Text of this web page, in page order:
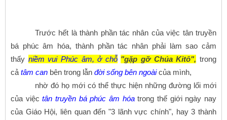
Trước hết là thành phần tác nhân của việc tân truyền
bá phúc âm hóa, thành phần tác nhân phải làm sao cảm
thấy niềm vui Phúc âm, ở chỗ "gặp gỡ Chúa Kitô", trong
cả tâm can bên trong lẫn đời sống bên ngoàicủa mình,
nhờ đó họ mới có thể thực hiện những đường lối mới
của việctân truyền bá phúc âm hóatrong thế giới ngày nay
của Giáo Hội, liên quan đến "3 lãnh vực chính", hay 3 thành